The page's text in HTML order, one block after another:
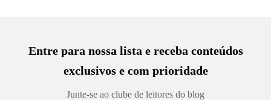
Entre para nossa lista e receba conteúdos
exclusivos e com prioridade
Junte-se ao clube de leitores do blog